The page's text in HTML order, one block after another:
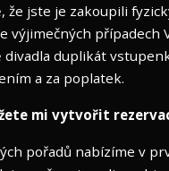
že jste je zakoupili
výjimečných případech
divadla duplikát
a za poplatek.
mi vytvořit
pořadů nabízíme v